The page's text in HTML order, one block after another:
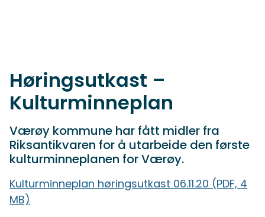
Høringsutkast –
Kulturminneplan
Værøy kommune har fått midler fra
Riksantikvaren for å utarbeide den første
kulturminneplanen for Værøy.
Kulturminneplan høringsutkast 06.11.20 (PDF, 4
MB)